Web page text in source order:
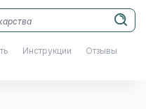
Инструкции Отзывы